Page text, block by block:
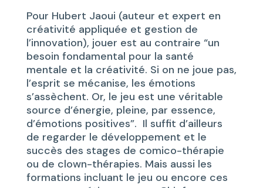
Pour Hubert Jaoui (auteur et expert en
créativité appliquée et gestion de
l’innovation), jouer est au contraire “un
besoin fondamental pour la santé
mentale et la créativité. Si on ne joue pas,
l’esprit se mécanise, les émotions
s’assèchent. Or, le jeu est une véritable
source d’énergie, pleine, par essence,
d’émotions positives”. Il suffit d’ailleurs
de regarder le développement et le
succès des stages de comico-thérapie
ou de clown-thérapies. Mais aussi les
formations incluant le jeu ou encore ces